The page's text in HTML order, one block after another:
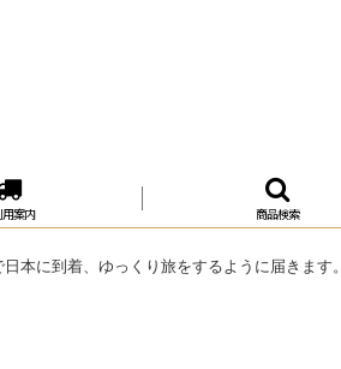
用案内 商品検索
本に到着、ゆっくり旅をするように届きます。